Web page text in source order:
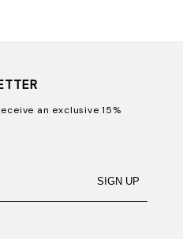
an exclusive 15%
SIGN UP